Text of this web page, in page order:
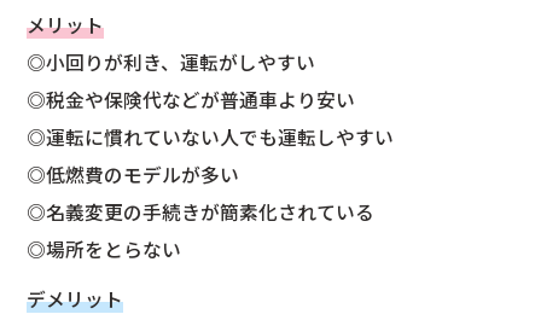
メリット
◎小回りが利き、運転がしやすい
◎税金や保険代などが普通車より安い
◎運転に慣れていない人でも運転しやすい
◎低燃費のモデルが多い
◎名義変更の手続きが簡素化されている
◎場所をとらない
デメリット